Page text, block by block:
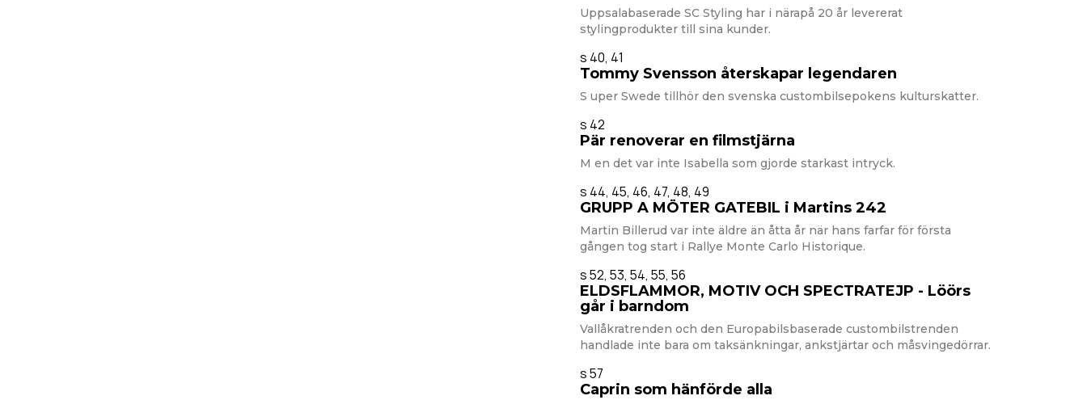
Uppsalabaserade SC Styling har i närapå 20 år levererat
stylingprodukter till sina kunder.
s 40, 41
Tommy Svensson återskapar legendaren
S uper Swede tillhör den svenska custombilsepokens kulturskatter.
s 42
Pär renoverar en filmstjärna
M en det var inte Isabella som gjorde starkast intryck.
s 44, 45, 46, 47, 48, 49
GRUPP A MÖTER GATEBIL i Martins 242
Martin Billerud var inte äldre än åtta år när hans farfar för första
gången tog start i Rallye Monte Carlo Historique.
s 52, 53, 54, 55, 56
ELDSFLAMMOR, MOTIV OCH SPECTRATEJP - Löörs
går i barndom
Vallåkratrenden och den Europabilsbaserade custombilstrenden
handlade inte bara om taksänkningar, ankstjärtar och måsvingedörrar.
s 57
Caprin som hänförde alla